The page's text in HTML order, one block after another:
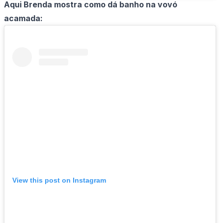
Aqui Brenda mostra como dá banho na vovó
acamada:
View this post on Instagram